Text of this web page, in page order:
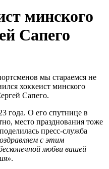
минского
Сапего
мы стараемся не
хоккеист минского
Сапего.
года. О его спутнице в
место празднования тоже
пресс-служба
с этим
любви вашей
.